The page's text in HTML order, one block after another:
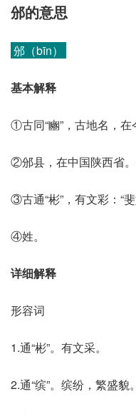
邠的意思
邠（bīn）
基本解释
①古同“豳”，古地名，在
②邠县，在中国陕西省。
③古通“彬”，有文彩：“
④姓。
详细解释
形容词
1.通“彬”。有文采。
2.通“缤”。缤纷，繁盛貌。